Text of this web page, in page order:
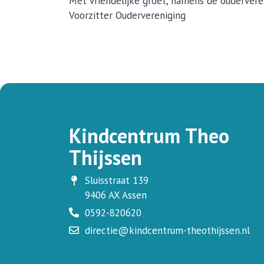
Voorzitter Oudervereniging
Kindcentrum Theo
Thijssen
Sluisstraat 139
9406 AX Assen
0592-820620
directie@kindcentrum-theothijssen.nl